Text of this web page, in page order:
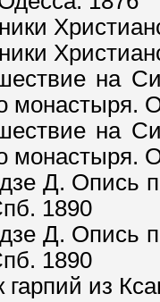
на
монастыря.
на
монастыря.
Д. Опись
1890
Д. Опись
1890
из